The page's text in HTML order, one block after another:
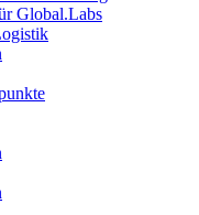
Global.Labs